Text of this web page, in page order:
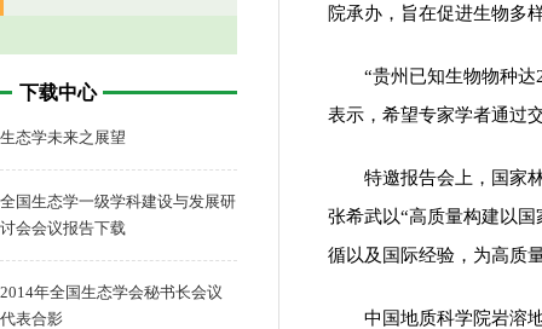
下载中心
生态学未来之展望
全国生态学一级学科建设与发展研
讨会会议报告下载
2014年全国生态学会秘书长会议
代表合影
院承办，旨在促进生物多
“贵州已知生物物种
表示，希望专家学者通过
特邀报告会上，国家
张希武以“高质量构建以
循以及国际经验，为高质
中国地质科学院岩溶